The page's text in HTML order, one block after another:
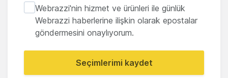
Webrazzi'nin hizmet ve ürünleri ile günlük
Webrazzi haberlerine ilişkin olarak epostalar
göndermesini onaylıyorum.
Seçimlerimi kaydet